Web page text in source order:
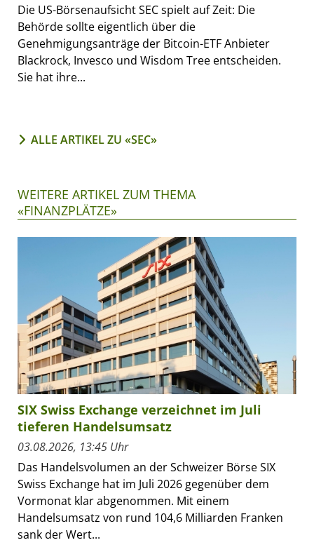
Die US-Börsenaufsicht SEC spielt auf Zeit: Die
Behörde sollte eigentlich über die
Genehmigungsanträge der Bitcoin-ETF Anbieter
Blackrock, Invesco und Wisdom Tree entscheiden.
Sie hat ihre...
ALLE ARTIKEL ZU «SEC»
WEITERE ARTIKEL ZUM THEMA
«FINANZPLÄTZE»
SIX Swiss Exchange verzeichnet im Juli
tieferen Handelsumsatz
03.08.2026, 13:45 Uhr
Das Handelsvolumen an der Schweizer Börse SIX
Swiss Exchange hat im Juli 2026 gegenüber dem
Vormonat klar abgenommen. Mit einem
Handelsumsatz von rund 104,6 Milliarden Franken
sank der Wert...